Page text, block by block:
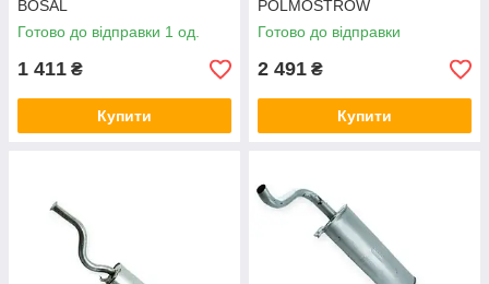
BOSAL
Готово до відправки 1 од.
1 411 ₴
Купити
POLMOSTROW
Готово до відправки
2 491 ₴
Купити